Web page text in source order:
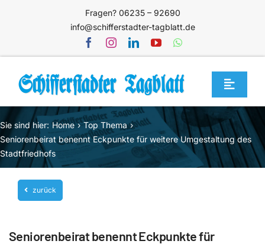
Fragen? 06235 – 92690
info@schifferstadter-tagblatt.de
Toggle
Home
Themen
Blog
Unternehmen
Mediathek
Sie sind hier: Home
Top Thema
Seniorenbeirat benennt Eckpunkte für weitere Umgestaltung des
Stadtfriedhofs
zurück
Seniorenbeirat benennt Eckpunkte für